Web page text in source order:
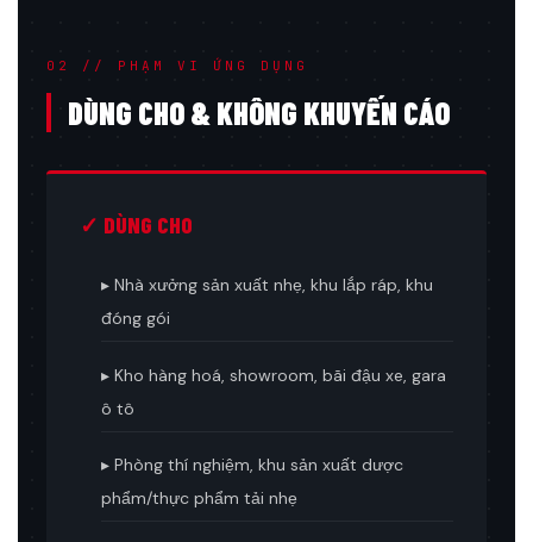
02 // PHẠM VI ỨNG DỤNG
DÙNG CHO & KHÔNG KHUYẾN CÁO
✓ DÙNG CHO
▸ Nhà xưởng sản xuất nhẹ, khu lắp ráp, khu
đóng gói
▸ Kho hàng hoá, showroom, bãi đậu xe, gara
ô tô
▸ Phòng thí nghiệm, khu sản xuất dược
phẩm/thực phẩm tải nhẹ